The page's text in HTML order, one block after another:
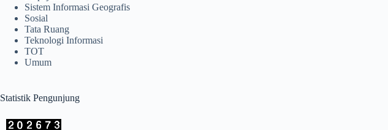
Sistem Informasi Geografis
Sosial
Tata Ruang
Teknologi Informasi
TOT
Umum
Statistik Pengunjung